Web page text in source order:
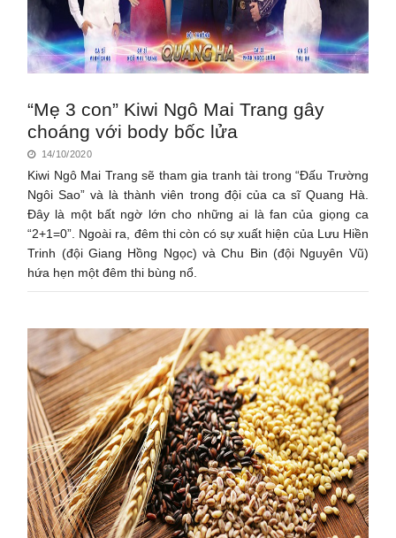
“Mẹ 3 con” Kiwi Ngô Mai Trang gây
choáng với body bốc lửa
14/10/2020
Kiwi Ngô Mai Trang sẽ tham gia tranh tài trong “Đấu Trường
Ngôi Sao” và là thành viên trong đội của ca sĩ Quang Hà.
Đây là một bất ngờ lớn cho những ai là fan của giọng ca
“2+1=0”. Ngoài ra, đêm thi còn có sự xuất hiện của Lưu Hiền
Trinh (đội Giang Hồng Ngọc) và Chu Bin (đội Nguyên Vũ)
hứa hẹn một đêm thi bùng nổ.